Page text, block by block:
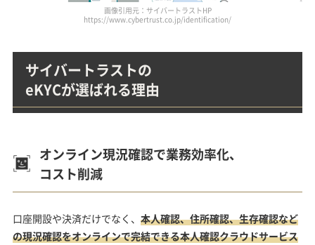
画像引用元：サイバートラストHP
https://www.cybertrust.co.jp/identification/
サイバートラストの
eKYCが選ばれる理由
オンライン現況確認で業務効率化、
コスト削減
口座開設や決済だけでなく、 本人確認、住所確認、生存確認など
の現況確認をオンラインで完結できる本人確認クラウドサービス